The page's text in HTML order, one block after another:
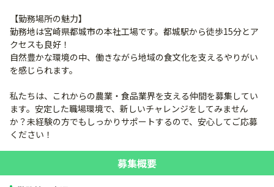
【勤務場所の魅力】
勤務地は宮崎県都城市の本社工場です。都城駅から徒歩15分とア
クセスも良好！
自然豊かな環境の中、働きながら地域の食文化を支えるやりがい
を感じられます。
私たちは、これからの農業・食品業界を支える仲間を募集してい
ます。安定した職場環境で、新しいチャレンジをしてみません
か？未経験の方でもしっかりサポートするので、安心してご応募
ください！
募集概要